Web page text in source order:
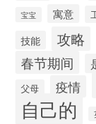
宝宝 寓意
技能 攻略
春节期间
父母 疫情
自己的